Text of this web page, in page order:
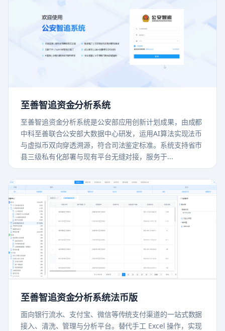
至善智追资金分析系统
至善智追资金分析系统是公安部应用创新计划成果，由成都
中科至善联合公安部大数据中心研发，运用AI算法实现法币
与虚拟币双向穿透溯源，符合司法鉴定标准。系统支持省市
县三级私有化部署与现有平台无缝对接，服务于...
至善智追资金分析系统法币版
面向银行流水、支付宝、微信等传统支付渠道的一站式数据
接入、清洗、管理与分析平台。替代手工 Excel 操作，实现